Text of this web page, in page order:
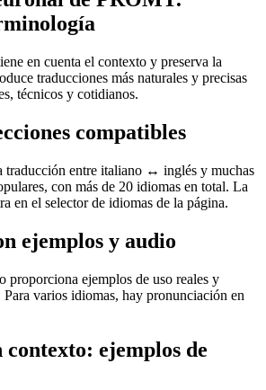
en cuenta el contexto y preserva la
traducciones más naturales y precisas
técnicos y cotidianos.
compatibles
traducción entre italiano ↔ inglés y muchas
con más de 20 idiomas en total. La
en el selector de idiomas de la página.
ejemplos y audio
proporciona ejemplos de uso reales y
Para varios idiomas, hay pronunciación en
ejemplos de